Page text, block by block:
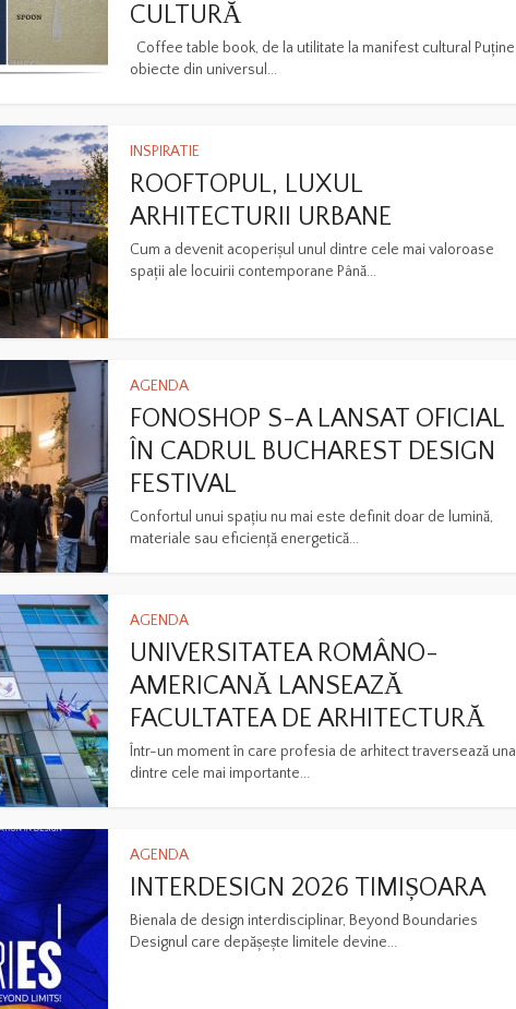
CULTURĂ
Coffee table book, de la utilitate la manifest cultural Puține
obiecte din universul...
INSPIRATIE
ROOFTOPUL, LUXUL
ARHITECTURII URBANE
Cum a devenit acoperișul unul dintre cele mai valoroase
spații ale locuirii contemporane Până...
AGENDA
FONOSHOP S-A LANSAT OFICIAL
ÎN CADRUL BUCHAREST DESIGN
FESTIVAL
Confortul unui spațiu nu mai este definit doar de lumină,
materiale sau eficiență energetică...
AGENDA
UNIVERSITATEA ROMÂNO-
AMERICANĂ LANSEAZĂ
FACULTATEA DE ARHITECTURĂ
Într-un moment în care profesia de arhitect traversează una
dintre cele mai importante...
AGENDA
INTERDESIGN 2026 TIMIȘOARA
Bienala de design interdisciplinar, Beyond Boundaries
Designul care depășește limitele devine...